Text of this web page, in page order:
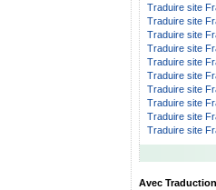
Traduire site
Traduire site
Traduire site
Traduire site
Traduire site
Traduire site
Traduire site
Traduire site
Traduire site
Traduire site
Avec